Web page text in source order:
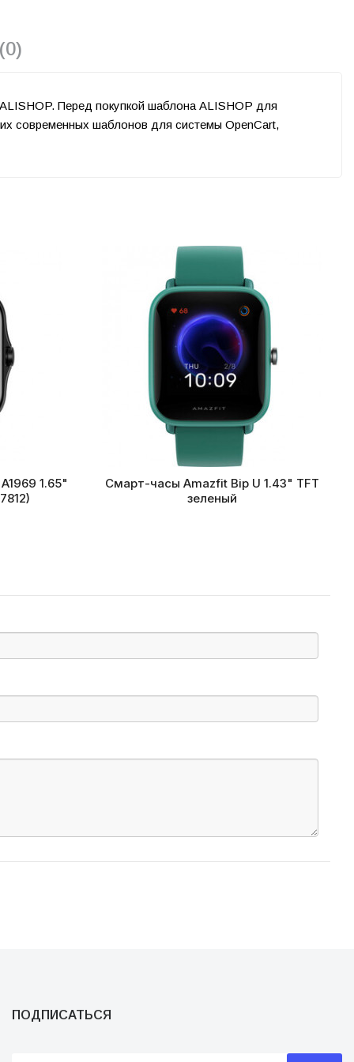
Перед покупкой шаблона ALISHOP для
современных шаблонов для системы OpenCart,
1.65"
Смарт-часы Amazfit Bip U 1.43" TFT
зеленый
ПОДПИСАТЬСЯ